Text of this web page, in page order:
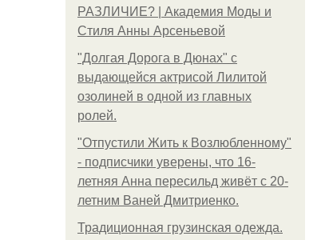
РАЗЛИЧИЕ? | Академия Моды и
Стиля Анны Арсеньевой
"Долгая Дорога в Дюнах" с
выдающейся актрисой Лилитой
озолиней в одной из главных
ролей.
"Отпустили Жить к Возлюбленному"
- подписчики уверены, что 16-
летняя Анна пересильд живёт с 20-
летним Ваней Дмитриенко.
Традиционная грузинская одежда.